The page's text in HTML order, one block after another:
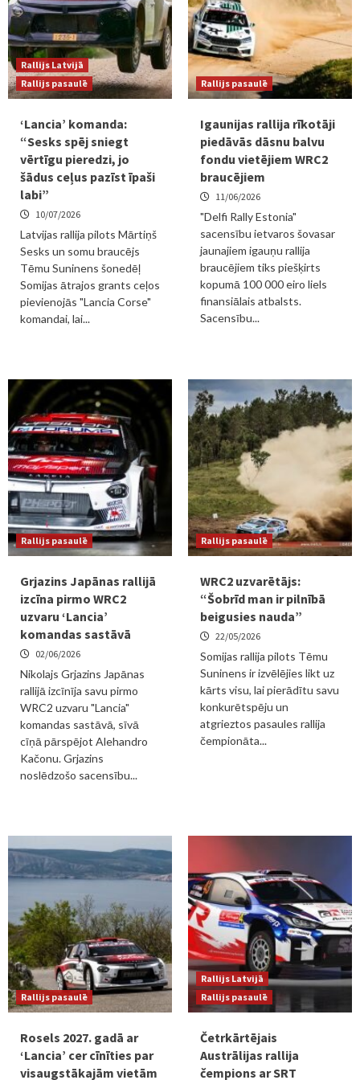
Rallijs Latvijā
Rallijs pasaulē
‘Lancia’ komanda:
“Sesks spēj sniegt
vērtīgu pieredzi, jo
šādus ceļus pazīst īpaši
labi”
10/07/2026
Latvijas rallija pilots Mārtiņš
Sesks un somu braucējs
Tēmu Suninens šonedēļ
Somijas ātrajos grants ceļos
pievienojās "Lancia Corse"
komandai, lai...
Rallijs pasaulē
Igaunijas rallija rīkotāji
piedāvās dāsnu balvu
fondu vietējiem WRC2
braucējiem
11/06/2026
"Delfi Rally Estonia"
sacensību ietvaros šovasar
jaunajiem igauņu rallija
braucējiem tiks piešķirts
kopumā 100 000 eiro liels
finansiālais atbalsts.
Sacensību...
Rallijs pasaulē
Grjazins Japānas rallijā
izcīna pirmo WRC2
uzvaru ‘Lancia’
komandas sastāvā
02/06/2026
Nikolajs Grjazins Japānas
rallijā izcīnīja savu pirmo
WRC2 uzvaru "Lancia"
komandas sastāvā, sīvā
cīņā pārspējot Alehandro
Kačonu. Grjazins
noslēdzošo sacensību...
Rallijs pasaulē
WRC2 uzvarētājs:
“Šobrīd man ir pilnībā
beigusies nauda”
22/05/2026
Somijas rallija pilots Tēmu
Suninens ir izvēlējies likt uz
kārts visu, lai pierādītu savu
konkurētspēju un
atgrieztos pasaules rallija
čempionāta...
Rallijs pasaulē
Rosels 2027. gadā ar
‘Lancia’ cer cīnīties par
visaugstākajām vietām
Rallijs Latvijā
Rallijs pasaulē
Četrkārtējais
Austrālijas rallija
čempions ar SRT